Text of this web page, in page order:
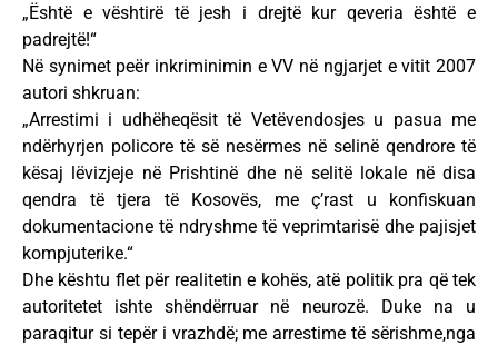
„Është e vështirë të jesh i drejtë kur qeveria është e
padrejtë!“
Në synimet peër inkriminimin e VV në ngjarjet e vitit 2007
autori shkruan:
„Arrestimi i udhëheqësit të Vetëvendosjes u pasua me
ndërhyrjen policore të së nesërmes në selinë qendrore të
kësaj lëvizjeje në Prishtinë dhe në selitë lokale në disa
qendra të tjera të Kosovës, me ç’rast u konfiskuan
dokumentacione të ndryshme të veprimtarisë dhe pajisjet
kompjuterike.“
Dhe kështu flet për realitetin e kohës, atë politik pra që tek
autoritetet ishte shëndërruar në neurozë. Duke na u
paraqitur si tepër i vrazhdë; me arrestime të sërishme,nga